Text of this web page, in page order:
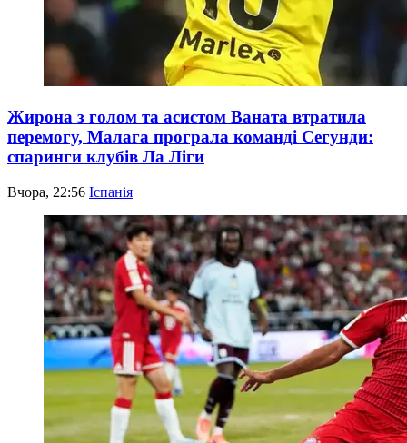
Жирона з голом та асистом Ваната втратила
перемогу, Малага програла команді Сегунди:
спаринги клубів Ла Ліги
Вчора, 22:56 Іспанія